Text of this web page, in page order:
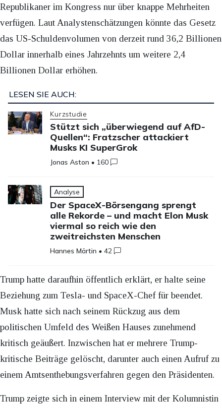
Republikaner im Kongress nur über knappe Mehrheiten
verfügen. Laut Analystenschätzungen könnte das Gesetz
das US-Schuldenvolumen von derzeit rund 36,2 Billionen
Dollar innerhalb eines Jahrzehnts um weitere 2,4
Billionen Dollar erhöhen.
LESEN SIE AUCH:
Kurzstudie
Stützt sich „überwiegend auf AfD-
Quellen“: Fratzscher attackiert
Musks KI SuperGrok
Jonas Aston • 160
Analyse
Der SpaceX-Börsengang sprengt
alle Rekorde – und macht Elon Musk
viermal so reich wie den
zweitreichsten Menschen
Hannes Märtin •42
Trump hatte daraufhin öffentlich erklärt, er halte seine
Beziehung zum Tesla- und SpaceX-Chef für beendet.
Musk hatte sich nach seinem Rückzug aus dem
politischen Umfeld des Weißen Hauses zunehmend
kritisch geäußert. Inzwischen hat er mehrere Trump-
kritische Beiträge gelöscht, darunter auch einen Aufruf zu
einem Amtsenthebungsverfahren gegen den Präsidenten.
Trump zeigte sich in einem Interview mit der Kolumnistin